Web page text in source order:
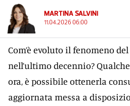
MARTINA SALVINI
11.04.2026 06:00
Com’è evoluto il fenomeno
nell’ultimo decennio?
ora, è possibile ottenerla
aggiornata messa a